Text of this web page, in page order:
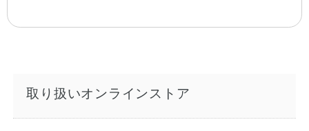
取り扱いオンラインストア